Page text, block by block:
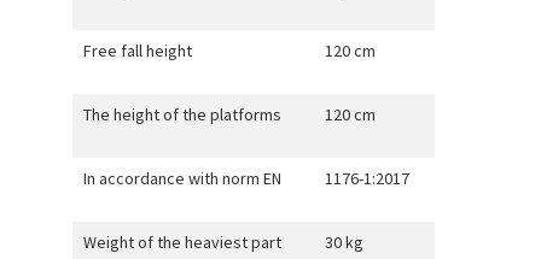
Free fall height 120 cm
The height of the platforms 120 cm
In accordance with norm EN 1176-1:2017
Weight of the heaviest part 30 kg